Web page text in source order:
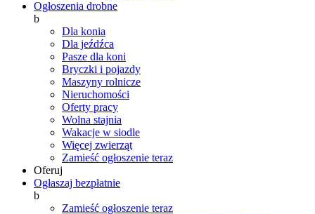
Ogłoszenia drobne
b
Dla konia
Dla jeźdźca
Pasze dla koni
Bryczki i pojazdy
Maszyny rolnicze
Nieruchomości
Oferty pracy
Wolna stajnia
Wakacje w siodle
Więcej zwierząt
Zamieść ogłoszenie teraz
Oferuj
Ogłaszaj bezpłatnie
b
Zamieść ogłoszenie teraz